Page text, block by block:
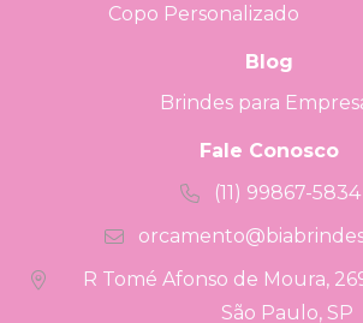
Copo Personalizado
Blog
Brindes para
Fale Conosco
(11) 99867-5834
R Tomé Afonso de Moura,
São Paulo, SP